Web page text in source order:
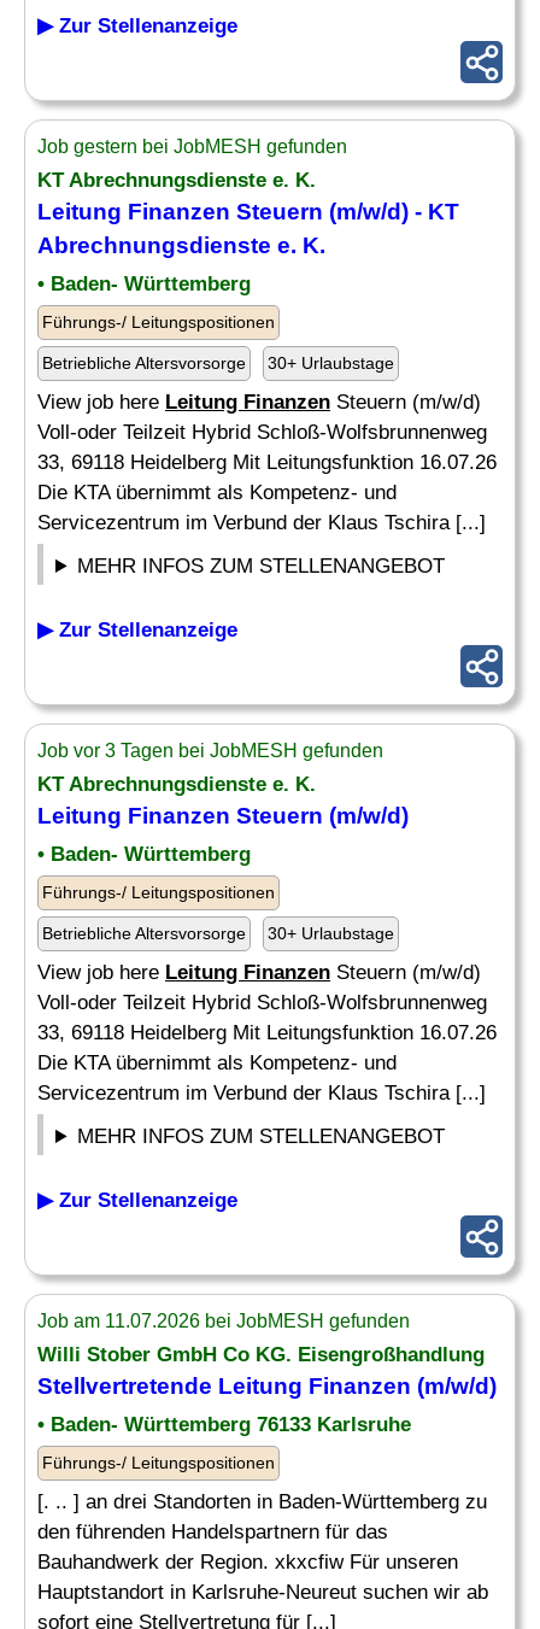
▶ Zur Stellenanzeige
Job gestern bei JobMESH gefunden
KT Abrechnungsdienste e. K.
Leitung Finanzen Steuern (m/w/d) - KT
Abrechnungsdienste e. K.
• Baden- Württemberg
Führungs-/ Leitungspositionen
Betriebliche Altersvorsorge 30+ Urlaubstage
View job here Leitung Finanzen Steuern (m/w/d)
Voll-oder Teilzeit Hybrid Schloß-Wolfsbrunnenweg
33, 69118 Heidelberg Mit Leitungsfunktion 16.07.26
Die KTA übernimmt als Kompetenz- und
Servicezentrum im Verbund der Klaus Tschira [...]
MEHR INFOS ZUM STELLENANGEBOT
▶ Zur Stellenanzeige
Job vor 3 Tagen bei JobMESH gefunden
KT Abrechnungsdienste e. K.
Leitung Finanzen Steuern (m/w/d)
• Baden- Württemberg
Führungs-/ Leitungspositionen
Betriebliche Altersvorsorge 30+ Urlaubstage
View job here Leitung Finanzen Steuern (m/w/d)
Voll-oder Teilzeit Hybrid Schloß-Wolfsbrunnenweg
33, 69118 Heidelberg Mit Leitungsfunktion 16.07.26
Die KTA übernimmt als Kompetenz- und
Servicezentrum im Verbund der Klaus Tschira [...]
MEHR INFOS ZUM STELLENANGEBOT
▶ Zur Stellenanzeige
Job am 11.07.2026 bei JobMESH gefunden
Willi Stober GmbH Co KG. Eisengroßhandlung
Stellvertretende Leitung Finanzen (m/w/d)
• Baden- Württemberg 76133 Karlsruhe
Führungs-/ Leitungspositionen
[. .. ] an drei Standorten in Baden-Württemberg zu
den führenden Handelspartnern für das
Bauhandwerk der Region. xkxcfiw Für unseren
Hauptstandort in Karlsruhe-Neureut suchen wir ab
sofort eine Stellvertretung für [...]